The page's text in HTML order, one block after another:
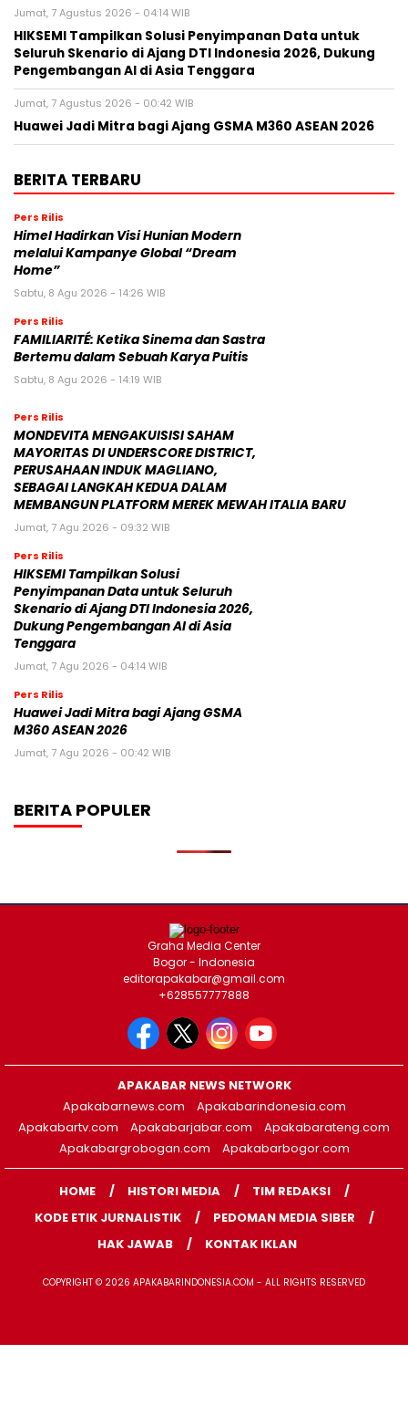
Jumat, 7 Agustus 2026 - 04:14 WIB
HIKSEMI Tampilkan Solusi Penyimpanan Data untuk
Seluruh Skenario di Ajang DTI Indonesia 2026, Dukung
Pengembangan AI di Asia Tenggara
Jumat, 7 Agustus 2026 - 00:42 WIB
Huawei Jadi Mitra bagi Ajang GSMA M360 ASEAN 2026
BERITA TERBARU
Pers Rilis
Himel Hadirkan Visi Hunian Modern
melalui Kampanye Global “Dream
Home”
Sabtu, 8 Agu 2026 - 14:26 WIB
Pers Rilis
FAMILIARITÉ: Ketika Sinema dan Sastra
Bertemu dalam Sebuah Karya Puitis
Sabtu, 8 Agu 2026 - 14:19 WIB
Pers Rilis
MONDEVITA MENGAKUISISI SAHAM
MAYORITAS DI UNDERSCORE DISTRICT,
PERUSAHAAN INDUK MAGLIANO,
SEBAGAI LANGKAH KEDUA DALAM
MEMBANGUN PLATFORM MEREK MEWAH ITALIA BARU
Jumat, 7 Agu 2026 - 09:32 WIB
Pers Rilis
HIKSEMI Tampilkan Solusi
Penyimpanan Data untuk Seluruh
Skenario di Ajang DTI Indonesia 2026,
Dukung Pengembangan AI di Asia
Tenggara
Jumat, 7 Agu 2026 - 04:14 WIB
Pers Rilis
Huawei Jadi Mitra bagi Ajang GSMA
M360 ASEAN 2026
Jumat, 7 Agu 2026 - 00:42 WIB
BERITA POPULER
Graha Media Center
Bogor - Indonesia
editorapakabar@gmail.com
+628557777888
APAKABAR NEWS NETWORK
Apakabarnews.com
Apakabarindonesia.com
Apakabartv.com
Apakabarjabar.com
Apakabarateng.com
Apakabargrobogan.com
Apakabarbogor.com
HOME HISTORI MEDIA
TIM REDAKSI
KODE ETIK JURNALISTIK
PEDOMAN MEDIA SIBER
HAK JAWAB
KONTAK IKLAN
COPYRIGHT © 2026 APAKABARINDONESIA.COM - ALL RIGHTS RESERVED